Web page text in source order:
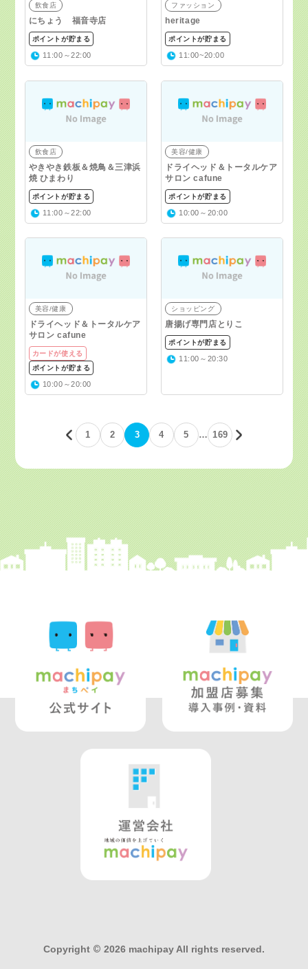
飲食店
にちょう 福音寺店
ポイントが貯まる
11:00～22:00
ファッション
heritage
ポイントが貯まる
11:00~20:00
飲食店
やきやき鉄板＆焼鳥＆三津浜
焼 ひまわり
ポイントが貯まる
11:00～22:00
美容/健康
ドライヘッド＆トータルケア
サロン cafune
ポイントが貯まる
10:00～20:00
美容/健康
ドライヘッド＆トータルケア
サロン cafune
カードが使える
ポイントが貯まる
10:00～20:00
ショッピング
唐揚げ専門店とりこ
ポイントが貯まる
11:00～20:30
1 2 3 4 5 … 169
Copyright © 2026 machipay All rights reserved.